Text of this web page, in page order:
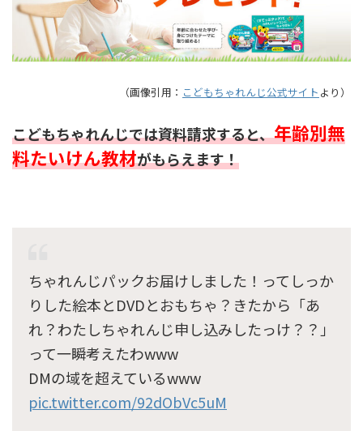
（画像引用： こどもちゃれんじ公式サイト より）
こどもちゃれんじでは資料請求すると、年齢別無
料たいけん教材がもらえます！
ちゃれんじパックお届けしました！ってしっか
りした絵本とDVDとおもちゃ？きたから「あ
れ？わたしちゃれんじ申し込みしたっけ？？」
って一瞬考えたわwww
DMの域を超えているwww
pic.twitter.com/92dObVc5uM